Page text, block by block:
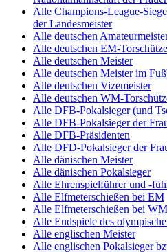
Alle Champions-League-
der Landesmeister
Alle deutschen
Alle deutschen EM-
Alle deutschen Meister
Alle deutschen Meister im
Alle deutschen Vizemeister
Alle deutschen WM-
Alle DFB-Pokalsieger (und
Alle DFB-Pokalsieger der
Alle DFB-Präsidenten
Alle DFD-Pokalsieger der
Alle dänischen Meister
Alle dänischen Pokalsieger
Alle Ehrenspielführer und -
Alle Elfmeterschießen bei EM
Alle Elfmeterschießen bei WM
Alle Endspiele des
Alle englischen Meister
Alle englischen Pokalsieger